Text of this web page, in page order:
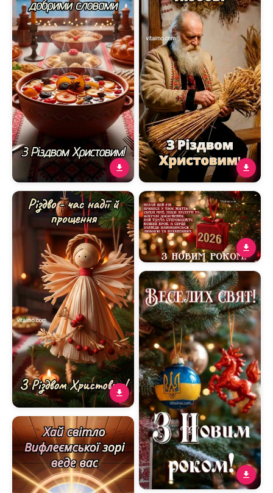
Листівка З Різдвом
Христовим із узваром і
різдвяним столом
Ніжне різдвяне
привітання із солом’яним
янголом і теплом
домашньої ялинки
Тепла різдвяна листівка з
дідом‑господарем та
снопом колосків
Листівка З Новим роком
2026 з подарунковою
коробкою на ялинці